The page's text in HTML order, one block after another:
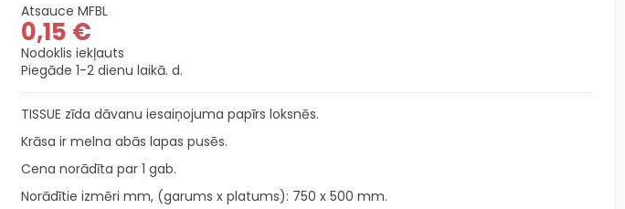
Atsauce MFBL
0,15 €
Nodoklis iekļauts
Piegāde 1-2 dienu laikā. d.
TISSUE zīda dāvanu iesaiņojuma papīrs loksnēs.
Krāsa ir melna abās lapas pusēs.
Cena norādīta par 1 gab.
Norādītie izmēri mm, (garums x platums): 750 x 500 mm.